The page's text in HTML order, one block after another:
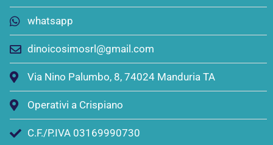
whatsapp
dinoicosimosrl@gmail.com
Via Nino Palumbo, 8, 74024 Manduria TA
Operativi a Crispiano
C.F./P.IVA 03169990730